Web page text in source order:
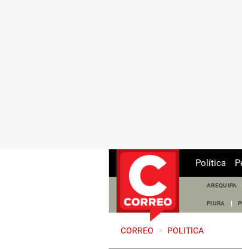
Política
AREQUIPA
PIURA
CORREO > POLITICA